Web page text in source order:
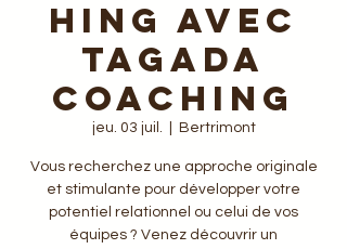
hing avec
TAGADA
Coaching
jeu. 03 juil. Bertrimont
Vous recherchez une approche originale
et stimulante pour développer votre
potentiel relationnel ou celui de vos
équipes ? Venez découvrir un